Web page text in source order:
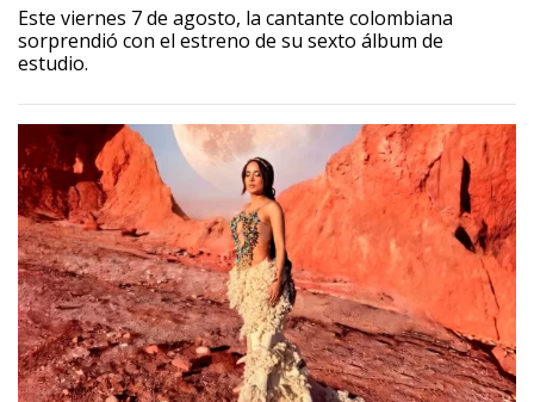
Este viernes 7 de agosto, la cantante colombiana
sorprendió con el estreno de su sexto álbum de
estudio.